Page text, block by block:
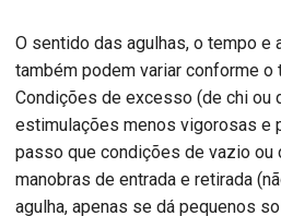
O sentido das agulhas, o tempo e
também podem variar conforme
Condições de excesso (de chi ou
estimulações menos vigorosas e
passo que condições de vazio ou
manobras de entrada e retirada
agulha, apenas se dá pequenos